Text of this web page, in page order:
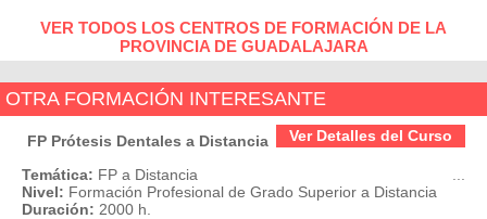
VER TODOS LOS CENTROS DE FORMACIÓN DE LA
PROVINCIA DE GUADALAJARA
OTRA FORMACIÓN INTERESANTE
Ver Detalles del Curso
FP Prótesis Dentales a Distancia
Temática: FP a Distancia
Nivel: Formación Profesional de Grado Superior a Distancia
Duración: 2000 h.